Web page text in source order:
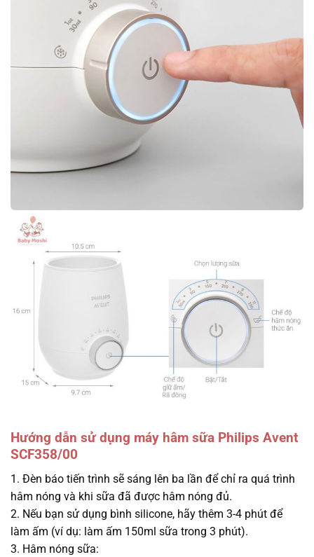
Hướng dẫn sử dụng máy hâm sữa Philips Avent
SCF358/00
1. Đèn báo tiến trình sẽ sáng lên ba lần để chỉ ra quá trình
hâm nóng và khi sữa đã được hâm nóng đủ.
2. Nếu bạn sử dụng bình silicone, hãy thêm 3-4 phút để
làm ấm (ví dụ: làm ấm 150ml sữa trong 3 phút).
3. Hâm nóng sữa: